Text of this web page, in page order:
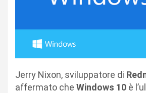
Jerry Nixon, sviluppatore di
affermato che Windows 10 è